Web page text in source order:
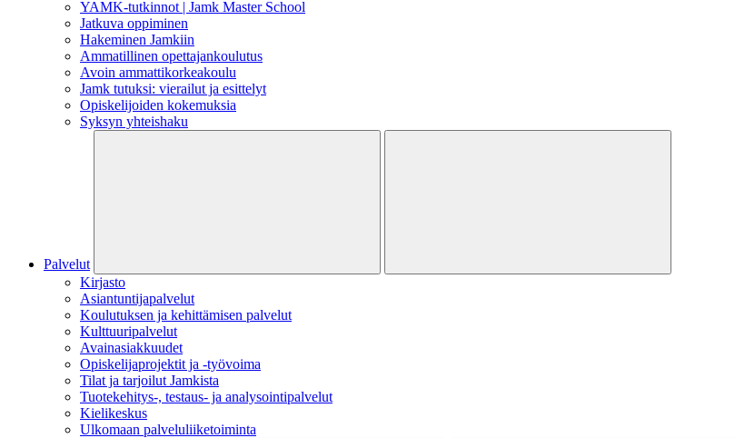
YAMK-tutkinnot | Jamk Master School
Jatkuva oppiminen
Hakeminen Jamkiin
Ammatillinen opettajankoulutus
Avoin ammattikorkeakoulu
Jamk tutuksi: vierailut ja esittelyt
Opiskelijoiden kokemuksia
Syksyn yhteishaku
Palvelut
Kirjasto
Asiantuntijapalvelut
Koulutuksen ja kehittämisen palvelut
Kulttuuripalvelut
Avainasiakkuudet
Opiskelijaprojektit​ ja -työvoima
Tilat ja tarjoilut Jamkista
Tuotekehitys-, testaus- ja analysointipalvelut
Kielikeskus
Ulkomaan palveluliiketoiminta